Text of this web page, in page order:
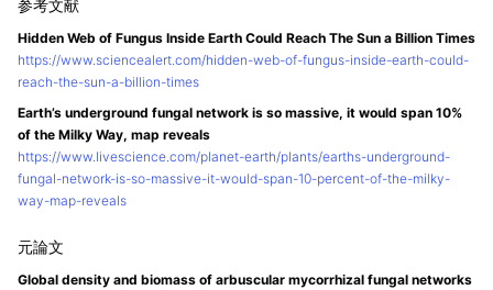
Hidden Web of Fungus Inside Earth Could Reach The Sun a Billion Times
https://www.sciencealert.com/hidden-web-of-fungus-inside-earth-could-
reach-the-sun-a-billion-times
Earth’s underground fungal network is so massive, it would span 10%
of the Milky Way, map reveals
https://www.livescience.com/planet-earth/plants/earths-underground-
fungal-network-is-so-massive-it-would-span-10-percent-of-the-milky-
way-map-reveals
Global density and biomass of arbuscular mycorrhizal fungal networks